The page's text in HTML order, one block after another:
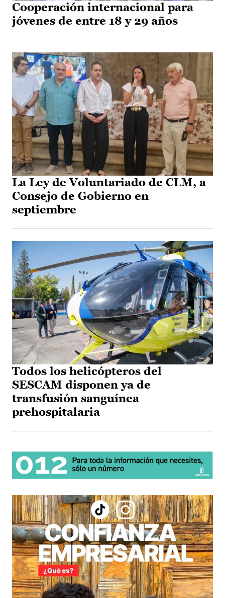
Cooperación internacional para
jóvenes de entre 18 y 29 años
La Ley de Voluntariado de CLM, a
Consejo de Gobierno en
septiembre
Todos los helicópteros del
SESCAM disponen ya de
transfusión sanguínea
prehospitalaria